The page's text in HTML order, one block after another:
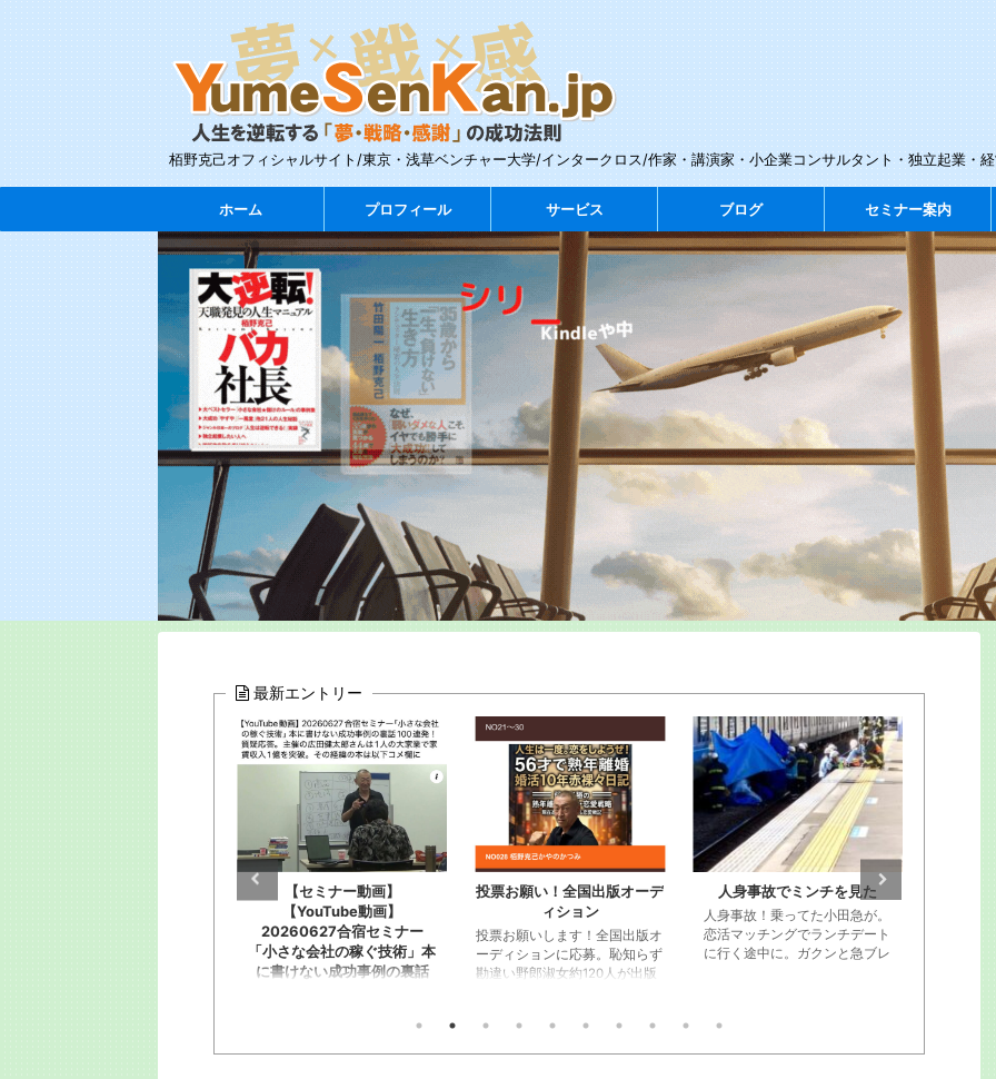
栢野克己オフィシャルサイト/東京・浅草ベンチャー大学/インタークロス/作家・講演家・小企業コンサルタント・独立起業・
ホーム プロフィール サービス ブログ セミナー案内
最新エントリー
【セミナー動画】
【YouTube動画】
20260627合宿セミナー
「小さな会社の稼ぐ技術」本
に書けない成功事例の裏話
業で家賃収入1億を突破。そ
の経緯の本は以下コメ欄に
投票お願い！全国出版オーデ
ィション
投票お願いします！全国出版オ
ーディションに応募。恥知らず
勘違い野郎淑女約120人が出版
るでしょう。自信も出るでしょ
人身事故でミンチを見た
人身事故！乗ってた小田急が。
恋活マッチングでランチデート
に行く途中に。ガクンと急ブレ
惑。3万人以上に遅延他の影響
栢野克